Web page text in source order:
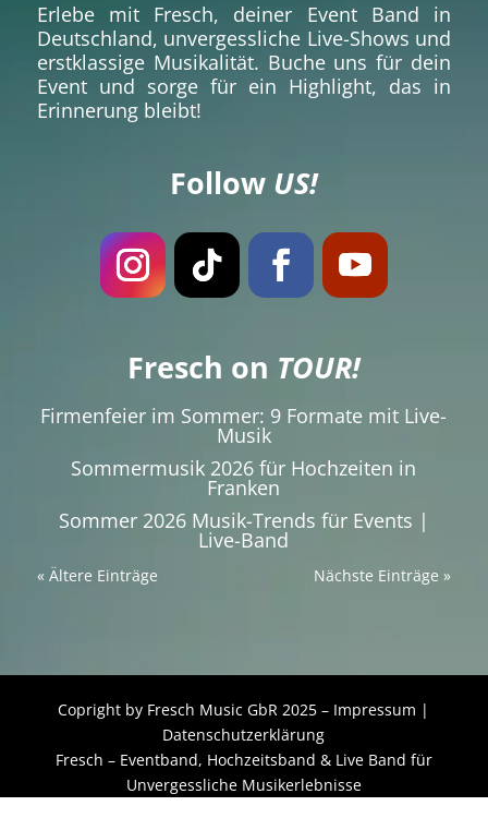
Erlebe mit Fresch, deiner Event Band in
Deutschland, unvergessliche Live-Shows und
erstklassige Musikalität. Buche uns für dein
Event und sorge für ein Highlight, das in
Erinnerung bleibt!
Follow US!
Fresch on TOUR!
Firmenfeier im Sommer: 9 Formate mit Live-
Musik
Sommermusik 2026 für Hochzeiten in
Franken
Sommer 2026 Musik-Trends für Events |
Live-Band
« Ältere Einträge Nächste Einträge »
Copright by Fresch Music GbR 2025 – Impressum |
Datenschutzerklärung
Fresch – Eventband, Hochzeitsband & Live Band für
Unvergessliche Musikerlebnisse